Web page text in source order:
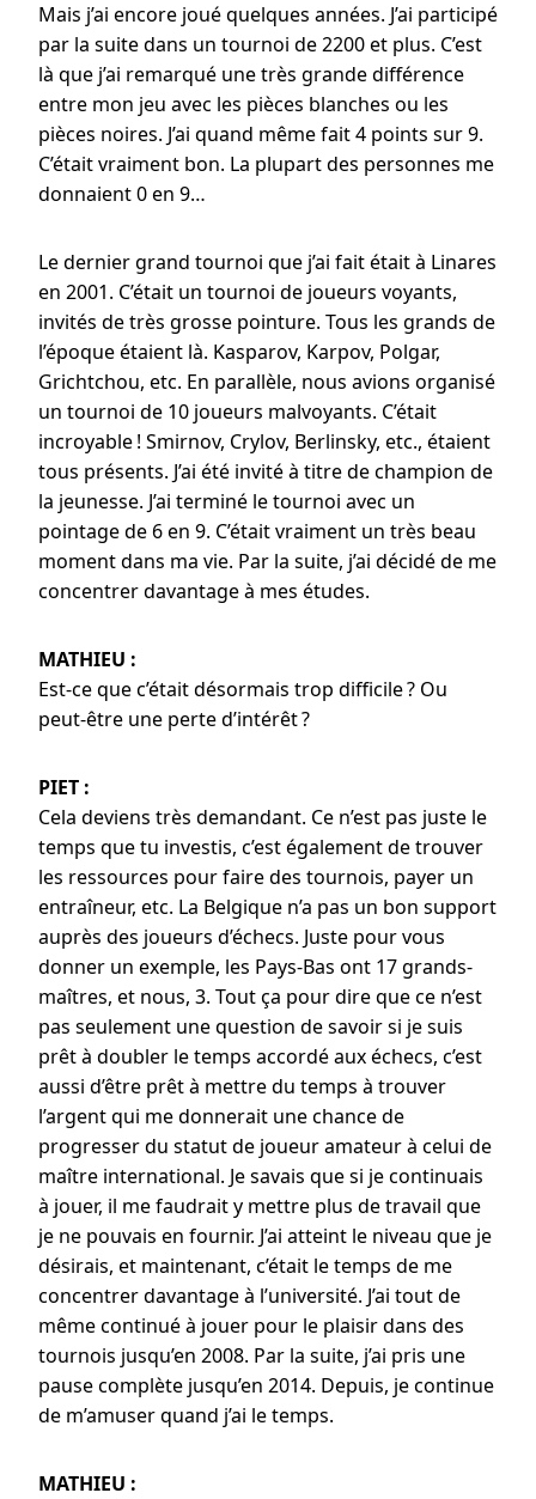
Mais j’ai encore joué quelques années. J’ai participé
par la suite dans un tournoi de 2200 et plus. C’est
là que j’ai remarqué une très grande différence
entre mon jeu avec les pièces blanches ou les
pièces noires. J’ai quand même fait 4 points sur 9.
C’était vraiment bon. La plupart des personnes me
donnaient 0 en 9…
Le dernier grand tournoi que j’ai fait était à Linares
en 2001. C’était un tournoi de joueurs voyants,
invités de très grosse pointure. Tous les grands de
l’époque étaient là. Kasparov, Karpov, Polgar,
Grichtchou, etc. En parallèle, nous avions organisé
un tournoi de 10 joueurs malvoyants. C’était
incroyable ! Smirnov, Crylov, Berlinsky, etc., étaient
tous présents. J’ai été invité à titre de champion de
la jeunesse. J’ai terminé le tournoi avec un
pointage de 6 en 9. C’était vraiment un très beau
moment dans ma vie. Par la suite, j’ai décidé de me
concentrer davantage à mes études.
MATHIEU :
Est-ce que c’était désormais trop difficile ? Ou
peut-être une perte d’intérêt ?
PIET :
Cela deviens très demandant. Ce n’est pas juste le
temps que tu investis, c’est également de trouver
les ressources pour faire des tournois, payer un
entraîneur, etc. La Belgique n’a pas un bon support
auprès des joueurs d’échecs. Juste pour vous
donner un exemple, les Pays-Bas ont 17 grands-
maîtres, et nous, 3. Tout ça pour dire que ce n’est
pas seulement une question de savoir si je suis
prêt à doubler le temps accordé aux échecs, c’est
aussi d’être prêt à mettre du temps à trouver
l’argent qui me donnerait une chance de
progresser du statut de joueur amateur à celui de
maître international. Je savais que si je continuais
à jouer, il me faudrait y mettre plus de travail que
je ne pouvais en fournir. J’ai atteint le niveau que je
désirais, et maintenant, c’était le temps de me
concentrer davantage à l’université. J’ai tout de
même continué à jouer pour le plaisir dans des
tournois jusqu’en 2008. Par la suite, j’ai pris une
pause complète jusqu’en 2014. Depuis, je continue
de m’amuser quand j’ai le temps.
MATHIEU :